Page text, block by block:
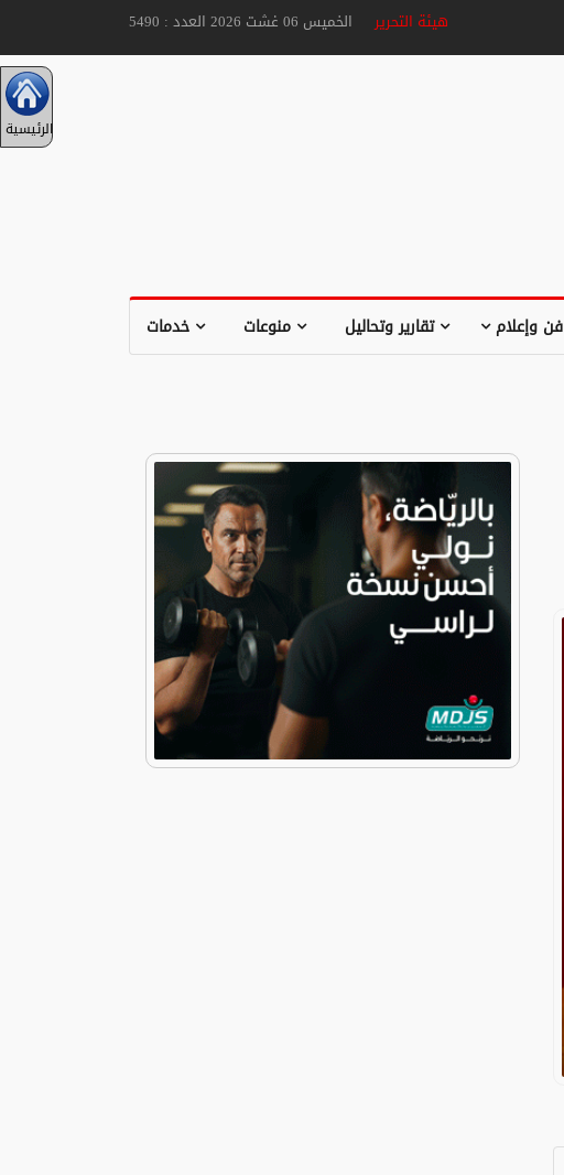
هيئة التحريرالخميس 06 غشت 2026 العدد : 5490
فن وإعلام تقارير وتحاليل منوعات خدمات
الرئيسية